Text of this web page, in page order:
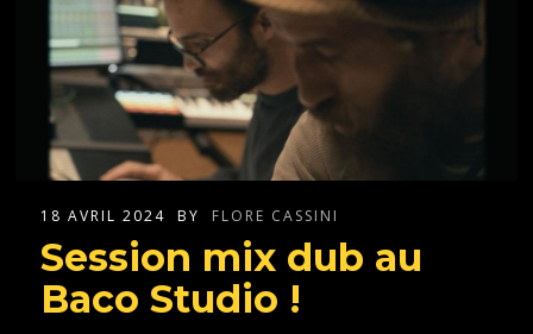
18 AVRIL 2024 BY FLORE CASSINI
Session mix dub au
Baco Studio !